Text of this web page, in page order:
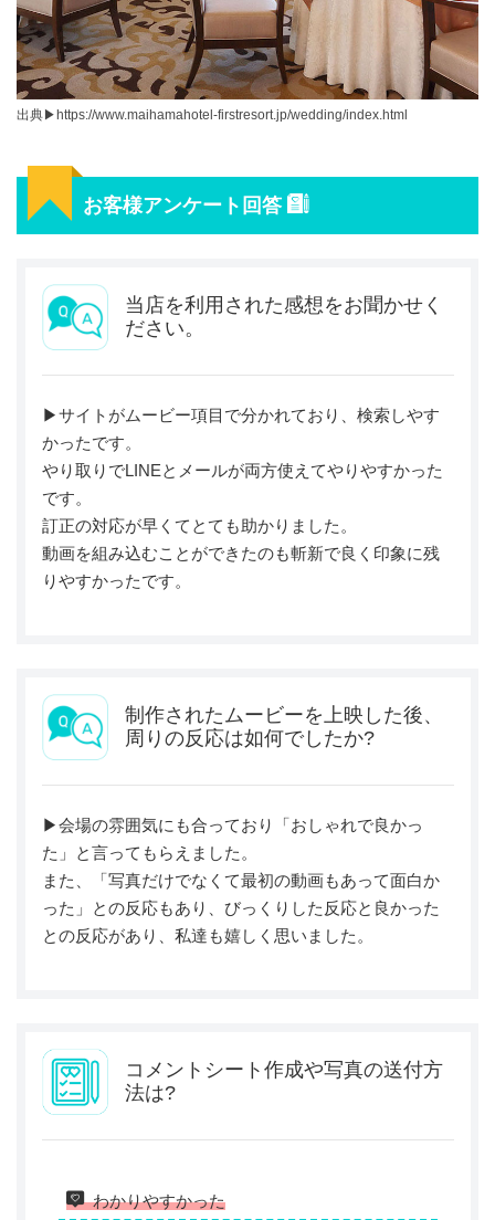
出典▶︎https://www.maihamahotel-firstresort.jp/wedding/index.html
お客様アンケート回答
当店を利用された感想をお聞かせく
ださい。
▶︎サイトがムービー項目で分かれており、検索しやす
かったです。
やり取りでLINEとメールが両方使えてやりやすかった
です。
訂正の対応が早くてとても助かりました。
動画を組み込むことができたのも斬新で良く印象に残
りやすかったです。
制作されたムービーを上映した後、
周りの反応は如何でしたか?
▶︎会場の雰囲気にも合っており「おしゃれで良かっ
た」と言ってもらえました。
また、「写真だけでなくて最初の動画もあって面白か
った」との反応もあり、びっくりした反応と良かった
との反応があり、私達も嬉しく思いました。
コメントシート作成や写真の送付方
法は?
わかりやすかった